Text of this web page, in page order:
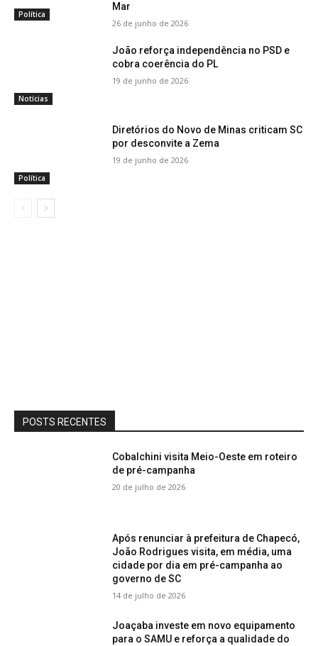
Política
Mar
26 de junho de 2026
Notícias
João reforça independência no PSD e
cobra coerência do PL
19 de junho de 2026
Política
Diretórios do Novo de Minas criticam SC
por desconvite a Zema
19 de junho de 2026
POSTS RECENTES
Cobalchini visita Meio-Oeste em roteiro
de pré-campanha
20 de julho de 2026
Após renunciar à prefeitura de Chapecó,
João Rodrigues visita, em média, uma
cidade por dia em pré-campanha ao
governo de SC
14 de julho de 2026
Joaçaba investe em novo equipamento
para o SAMU e reforça a qualidade do